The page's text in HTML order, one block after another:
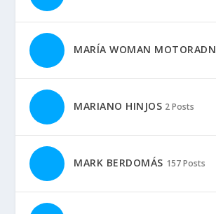
MARÍA WOMAN MOTORADN
MARIANO HINJOS 2 Posts
MARK BERDOMÁS 157 Posts